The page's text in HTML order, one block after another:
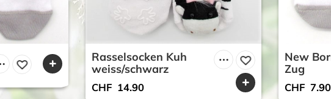
Rasselsocken Kuh
weiss/schwarz
CHF 14.90
New
Zug
CHF 7.90